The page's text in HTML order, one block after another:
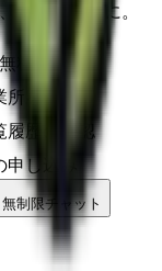
さらに便利に。
料視聴
を保存
履歴の確認
し込み
制限チャット